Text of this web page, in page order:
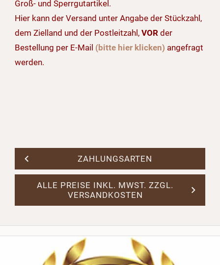
Groß- und Sperrgutartikel.
Hier kann der Versand unter Angabe der Stückzahl,
dem Zielland und der Postleitzahl, VOR der
Bestellung per E-Mail (bitte hier klicken) angefragt
werden.
ZAHLUNGSARTEN
ALLE PREISE INKL. MWST. ZZGL.
VERSANDKOSTEN